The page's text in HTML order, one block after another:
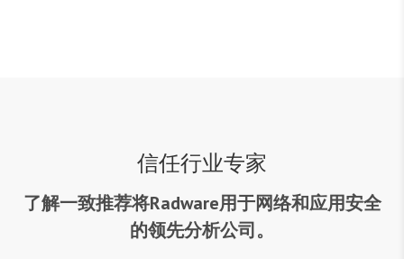
信任行业专家
了解一致推荐将Radware用于网络和应用安全
的领先分析公司。